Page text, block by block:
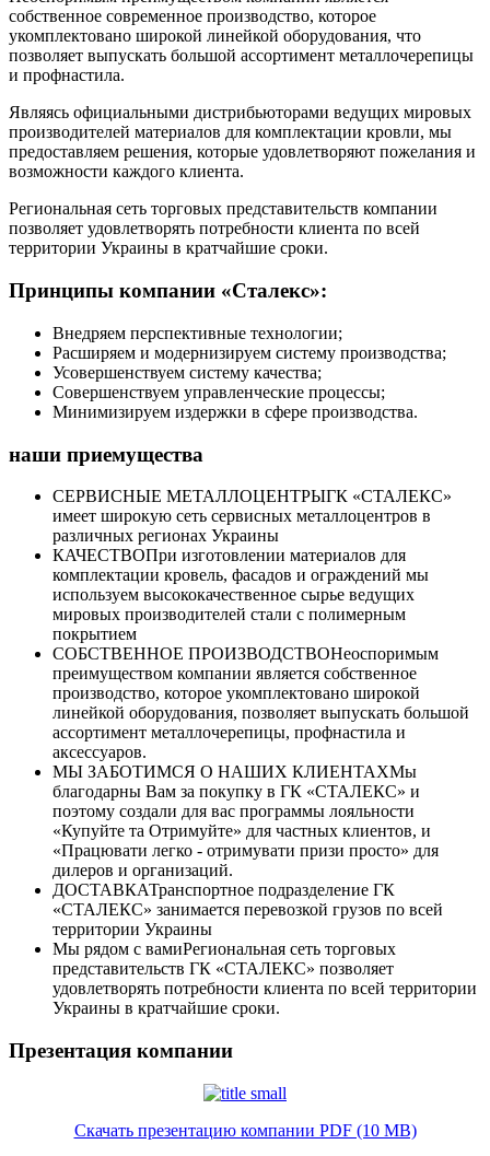
собственное современное производство, которое
укомплектовано широкой линейкой оборудования, что
позволяет выпускать большой ассортимент металлочерепицы
и профнастила.
Являясь официальными дистрибьюторами ведущих мировых
производителей материалов для комплектации кровли, мы
предоставляем решения, которые удовлетворяют пожелания и
возможности каждого клиента.
Региональная сеть торговых представительств компании
позволяет удовлетворять потребности клиента по всей
территории Украины в кратчайшие сроки.
Принципы компании «Сталекс»:
Внедряем перспективные технологии;
Расширяем и модернизируем систему производства;
Усовершенствуем систему качества;
Совершенствуем управленческие процессы;
Минимизируем издержки в сфере производства.
наши приемущества
СЕРВИСНЫЕ МЕТАЛЛОЦЕНТРЫГК «СТАЛЕКС»
имеет широкую сеть сервисных металлоцентров в
различных регионах Украины
КАЧЕСТВОПри изготовлении материалов для
комплектации кровель, фасадов и ограждений мы
используем высококачественное сырье ведущих
мировых производителей стали с полимерным
покрытием
СОБСТВЕННОЕ ПРОИЗВОДСТВОНеоспоримым
преимуществом компании является собственное
производство, которое укомплектовано широкой
линейкой оборудования, позволяет выпускать большой
ассортимент металлочерепицы, профнастила и
аксессуаров.
МЫ ЗАБОТИМСЯ О НАШИХ КЛИЕНТАХМы
благодарны Вам за покупку в ГК «СТАЛЕКС» и
поэтому создали для вас программы лояльности
«Купуйте та Отримуйте» для частных клиентов, и
«Працювати легко - отримувати призи просто» для
дилеров и организаций.
ДОСТАВКАТранспортное подразделение ГК
«СТАЛЕКС» занимается перевозкой грузов по всей
территории Украины
Мы рядом с вамиРегиональная сеть торговых
представительств ГК «СТАЛЕКС» позволяет
удовлетворять потребности клиента по всей территории
Украины в кратчайшие сроки.
Презентация компании
Скачать презентацию компании PDF (10 MB)